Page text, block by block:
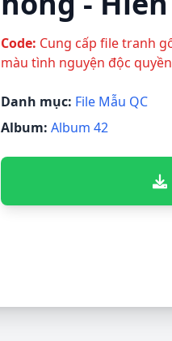
Code: Cung cấp file tranh
màu tình nguyện độc quyền
Danh mục: File Mẫu QC
Album: Album 42